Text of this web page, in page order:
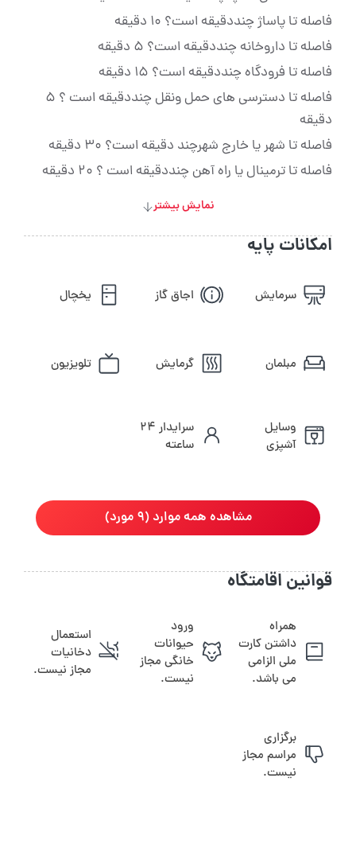
فاصله تا پاساژ چنددقیقه است؟ 10 دقیقه
فاصله تا داروخانه چنددقیقه است؟ 5 دقیقه
فاصله تا فرودگاه چنددقیقه است؟ 15 دقیقه
فاصله تا دسترسی های حمل ونقل چنددقیقه است ؟ 5
دقیقه
فاصله تا شهر یا خارج شهرچند دقیقه است؟ 30 دقیقه
فاصله تا ترمینال یا راه آهن چنددقیقه است ؟ 20 دقیقه
نمایش بیشتر
امکانات پایه
سرمایش اجاق گاز یخچال
مبلمان گرمایش تلویزیون
وسایل
آشپزی
سرایدار ۲۴
ساعته
مشاهده همه موارد (9 مورد)
قوانین اقامتگاه
همراه
داشتن کارت
ملی الزامی
می باشد.
ورود
حیوانات
خانگی مجاز
نیست.
استعمال
دخانیات
مجاز نیست.
برگزاری
مراسم مجاز
نیست.